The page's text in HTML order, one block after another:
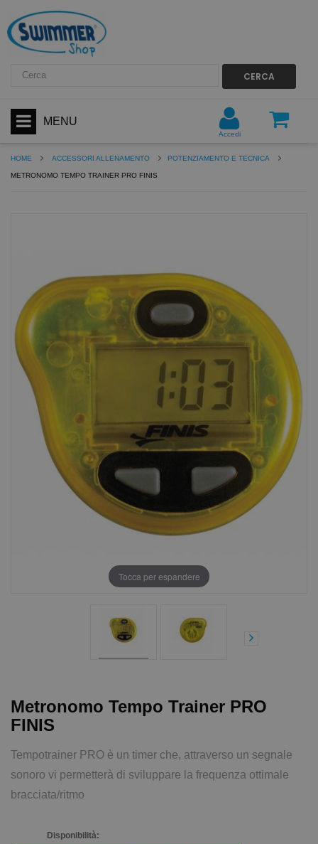
CERCA
MENU
Accedi
HOME ACCESSORI ALLENAMENTO POTENZIAMENTO E TECNICA
METRONOMO TEMPO TRAINER PRO FINIS
Tocca per espandere
Metronomo Tempo Trainer PRO
FINIS
Tempotrainer PRO è un timer che, attraverso un segnale
sonoro vi permetterà di sviluppare la frequenza ottimale
bracciata/ritmo
Disponibilità: